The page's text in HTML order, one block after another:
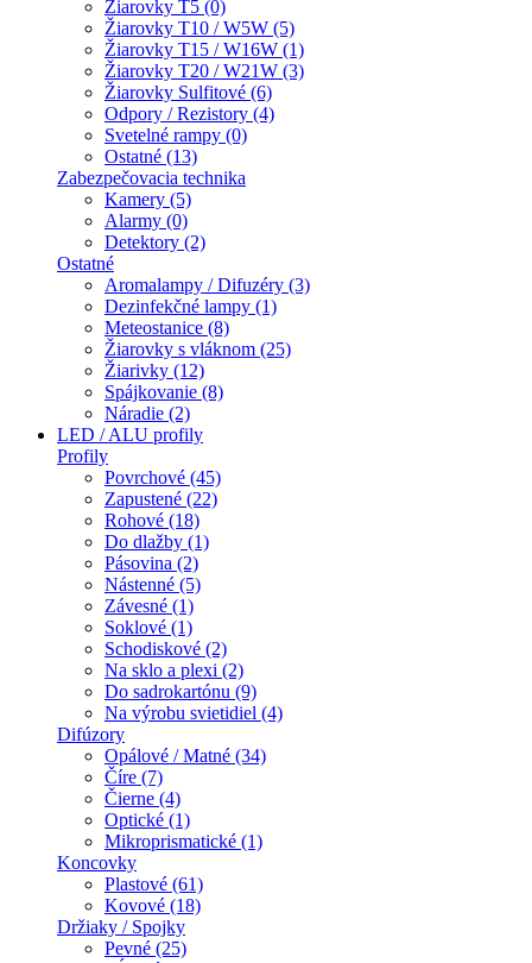
Žiarovky T5 (0)
Žiarovky T10 / W5W (5)
Žiarovky T15 / W16W (1)
Žiarovky T20 / W21W (3)
Žiarovky Sulfitové (6)
Odpory / Rezistory (4)
Svetelné rampy (0)
Ostatné (13)
Zabezpečovacia technika
Kamery (5)
Alarmy (0)
Detektory (2)
Ostatné
Aromalampy / Difuzéry (3)
Dezinfekčné lampy (1)
Meteostanice (8)
Žiarovky s vláknom (25)
Žiarivky (12)
Spájkovanie (8)
Náradie (2)
LED / ALU profily
Profily
Povrchové (45)
Zapustené (22)
Rohové (18)
Do dlažby (1)
Pásovina (2)
Nástenné (5)
Závesné (1)
Soklové (1)
Schodiskové (2)
Na sklo a plexi (2)
Do sadrokartónu (9)
Na výrobu svietidiel (4)
Difúzory
Opálové / Matné (34)
Číre (7)
Čierne (4)
Optické (1)
Mikroprismatické (1)
Koncovky
Plastové (61)
Kovové (18)
Držiaky / Spojky
Pevné (25)